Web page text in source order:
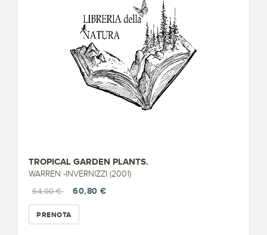
TROPICAL GARDEN PLANTS.
WARREN -INVERNIZZI (2001)
64,00 €
60,80 €
PRENOTA